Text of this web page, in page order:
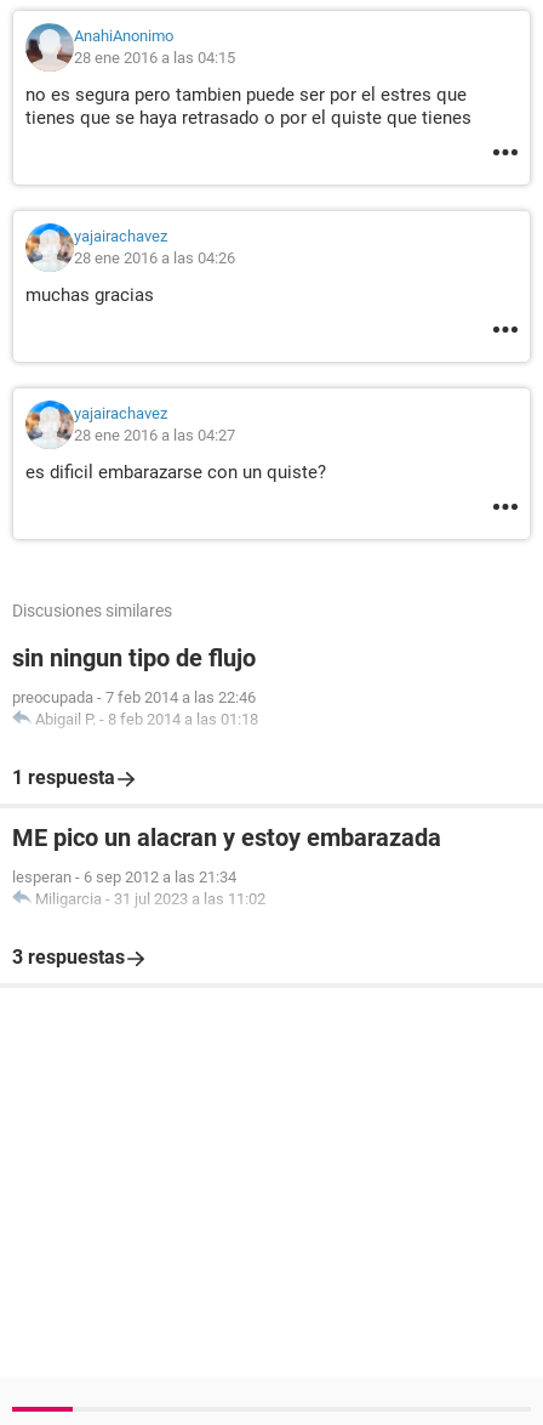
AnahiAnonimo
28 ene 2016 a las 04:15
no es segura pero tambien puede ser por el estres que
tienes que se haya retrasado o por el quiste que tienes
yajairachavez
28 ene 2016 a las 04:26
muchas gracias
yajairachavez
28 ene 2016 a las 04:27
es dificil embarazarse con un quiste?
Discusiones similares
sin ningun tipo de flujo
preocupada - 7 feb 2014 a las 22:46
Abigail P. - 8 feb 2014 a las 01:18
1 respuesta
ME pico un alacran y estoy embarazada
lesperan - 6 sep 2012 a las 21:34
Miligarcia - 31 jul 2023 a las 11:02
3 respuestas